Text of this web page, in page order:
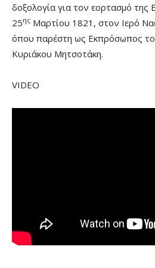
δοξολογία για τον εορτασμό της
25ης Μαρτίου 1821, στον Ιερό
όπου παρέστη ως Εκπρόσωπος
Κυριάκου Μητσοτάκη.
VIDEO